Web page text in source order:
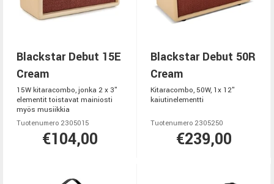
Blackstar Debut 15E
Cream
15W kitaracombo, jonka 2 x 3"
elementit toistavat mainiosti
myös musiikkia
Tuotenumero 2305015
€104,00
Blackstar Debut 50R
Cream
Kitaracombo, 50W, 1x 12"
kaiutinelementti
Tuotenumero 2305250
€239,00